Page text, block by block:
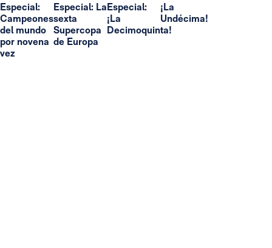
Especial:
Campeones
del mundo
por novena
vez
Especial: La
sexta
Supercopa
de Europa
Especial:
¡La
Decimoquinta!
¡La
Undécima!